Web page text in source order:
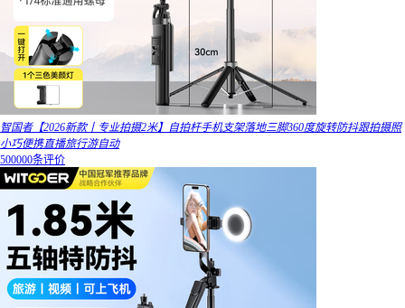
智国者【2026新款丨专业拍摄2米】自拍杆手机支架落地三脚360度旋转防抖跟拍摄照
小巧便携直播旅行游自动
500000条评价